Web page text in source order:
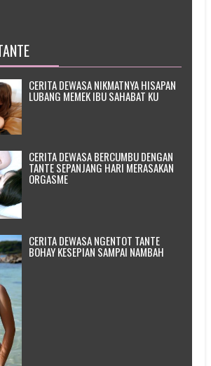
CERITA DEWASA NIKMATNYA HISAPAN
LUBANG MEMEK IBU SAHABAT KU
CERITA DEWASA BERCUMBU DENGAN
TANTE SEPANJANG HARI MERASAKAN
ORGASME
CERITA DEWASA NGENTOT TANTE
BOHAY KESEPIAN SAMPAI NAMBAH